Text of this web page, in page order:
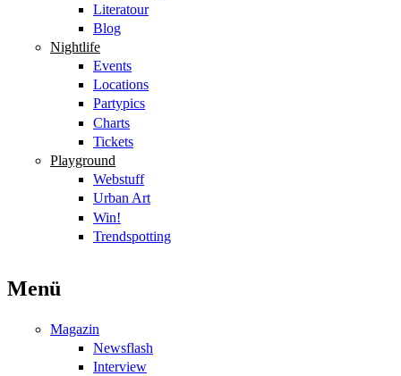
Literatour
Blog
Nightlife
Events
Locations
Partypics
Charts
Tickets
Playground
Webstuff
Urban Art
Win!
Trendspotting
Menü
Magazin
Newsflash
Interview